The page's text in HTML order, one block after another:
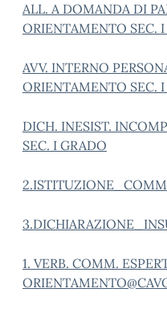
ALL. A DOMANDA DI
ORIENTAMENTO SEC.
AVV. INTERNO
ORIENTAMENTO SEC.
DICH. INESIST.
SEC. I GRADO
1. VERB. COMM.